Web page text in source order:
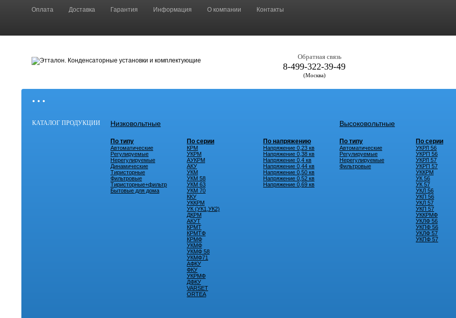
Оплата Доставка Гарантия Информация О компании Контакты
Обратная связь
8-499-322-39-49
(Москва)
• • •
КАТАЛОГ ПРОДУКЦИИ Низковольтные
По типу
Автоматические
Регулируемые
Нерегулируемые
Динамические
Тиристорные
Фильтровые
Тиристорные+фильтр
Бытовые для дома
По серии
КРМ
УКРМ
АУКРМ
АКУ
УКМ
УКМ 58
УКМ 63
УКМ 70
ККУ
УККРМ
УК (УК1,УК2)
ДКРМ
АКУТ
КРМТ
КРМТФ
КРМФ
УКМФ
УКМФ 58
УКМФ71
АФКУ
ФКУ
УКРМФ
ДФКУ
VARSET
ORTEA
По напряжению
Напряжение 0,23 кв
Напряжение 0,38 кв
Напряжение 0,4 кв
Напряжение 0,44 кв
Напряжение 0,50 кв
Напряжение 0,52 кв
Напряжение 0,69 кв
Высоковольтные
По типу
Автоматические
Регулируемые
Нерегулируемые
Фильтровые
По серии
УКРЛ 56
УКРП 56
УКРЛ 57
УКРП 57
УККРМ
УК 56
УК 57
УКЛ 56
УКП 56
УКЛ 57
УКП 57
УККРМФ
УКЛФ 56
УКПФ 56
УКЛФ 57
УКПФ 57